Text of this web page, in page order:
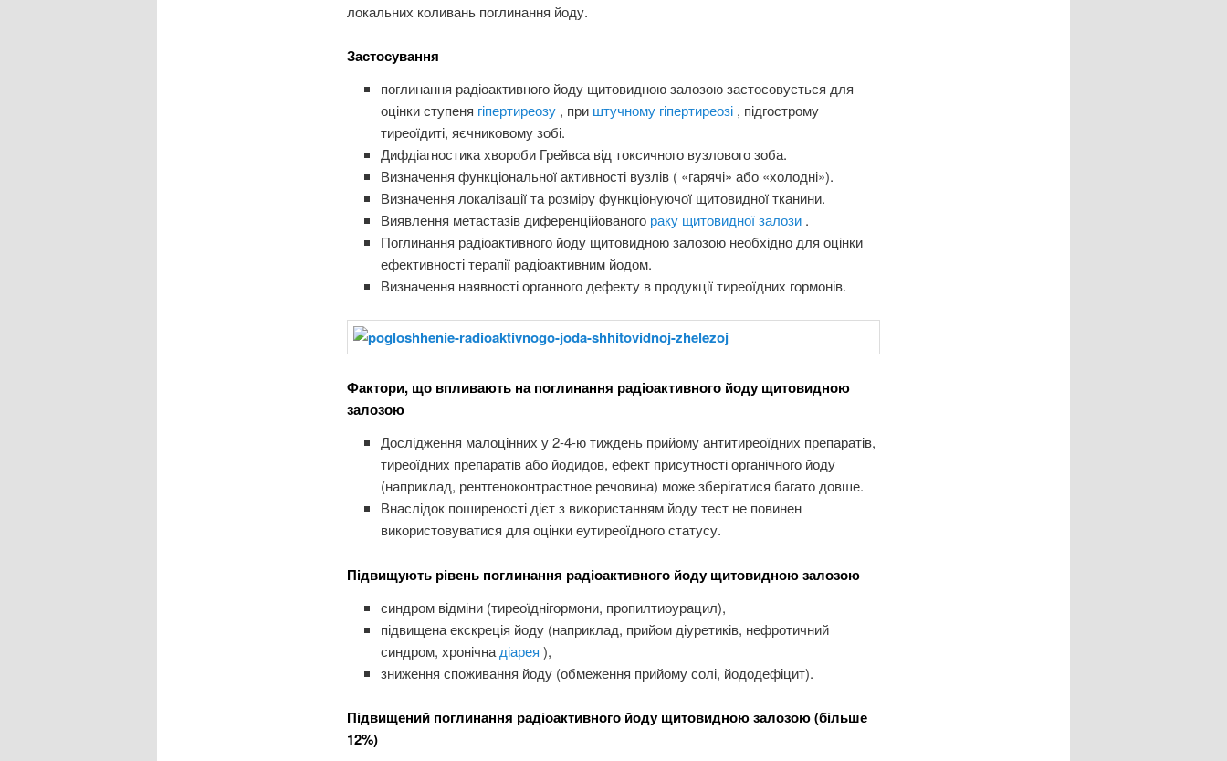
локальних коливань поглинання йоду.
Застосування
поглинання радіоактивного йоду щитовидною залозою застосовується для
оцінки ступеня гіпертиреозу , при штучному гіпертиреозі , підгострому
тиреоїдиті, яєчниковому зобі.
Дифдіагностика хвороби Грейвса від токсичного вузлового зоба.
Визначення функціональної активності вузлів ( «гарячі» або «холодні»).
Визначення локалізації та розміру функціонуючої щитовидної тканини.
Виявлення метастазів диференційованого раку щитовидної залози .
Поглинання радіоактивного йоду щитовидною залозою необхідно для оцінки
ефективності терапії радіоактивним йодом.
Визначення наявності органного дефекту в продукції тиреоїдних гормонів.
Фактори, що впливають на поглинання радіоактивного йоду щитовидною
залозою
Дослідження малоцінних у 2-4-ю тиждень прийому антитиреоїдних препаратів,
тиреоїдних препаратів або йодидов, ефект присутності органічного йоду
(наприклад, рентгеноконтрастное речовина) може зберігатися багато довше.
Внаслідок поширеності дієт з використанням йоду тест не повинен
використовуватися для оцінки еутиреоїдного статусу.
Підвищують рівень поглинання радіоактивного йоду щитовидною залозою
синдром відміни (тиреоїднігормони, пропилтиоурацил),
підвищена екскреція йоду (наприклад, прийом діуретиків, нефротичний
синдром, хронічна діарея),
зниження споживання йоду (обмеження прийому солі, йододефіцит).
Підвищений поглинання радіоактивного йоду щитовидною залозою (більше
12%)